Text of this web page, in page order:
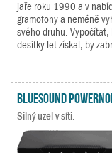
jaře roku 1990 a v
gramofony a neméně
svého druhu. Vypočítat,
desítky let získal, by
Bluesound
Silný uzel v síti.